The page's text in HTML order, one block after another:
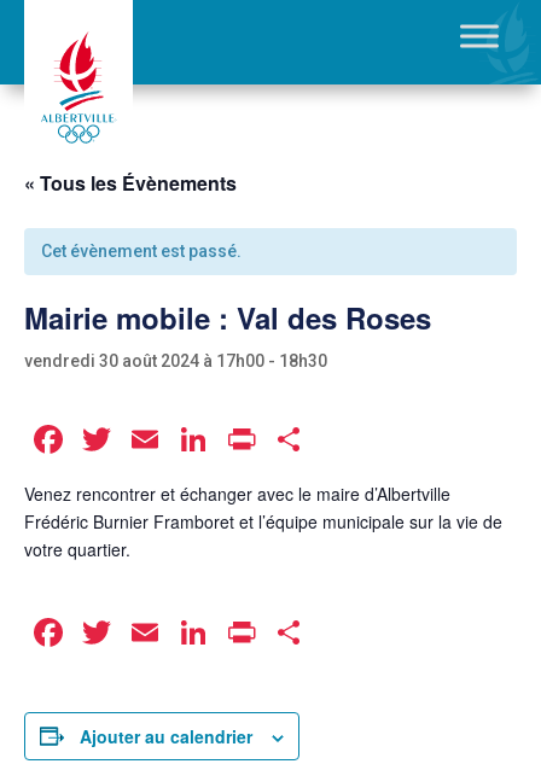
« Tous les Évènements
Cet évènement est passé.
Mairie mobile : Val des Roses
vendredi 30 août 2024 à 17h00 - 18h30
Facebook
Twitter
EmailLinkedIn
Print
Venez rencontrer et échanger avec le maire d’Albertville
Frédéric Burnier Framboret et l’équipe municipale sur la vie de
votre quartier.
Facebook
Twitter
EmailLinkedIn
Print
Ajouter au calendrier